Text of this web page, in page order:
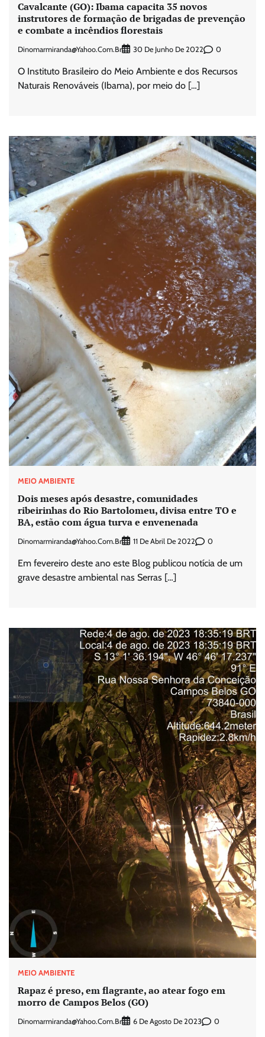
Cavalcante (GO): Ibama capacita 35 novos
instrutores de formação de brigadas de prevenção
e combate a incêndios florestais
Dinomarmiranda@yahoo.com.br 30 De Junho De 2022 0
O Instituto Brasileiro do Meio Ambiente e dos Recursos
Naturais Renováveis (Ibama), por meio do […]
MEIO AMBIENTE
Dois meses após desastre, comunidades
ribeirinhas do Rio Bartolomeu, divisa entre TO e
BA, estão com água turva e envenenada
Dinomarmiranda@yahoo.com.br 11 De Abril De 2022 0
Em fevereiro deste ano este Blog publicou notícia de um
grave desastre ambiental nas Serras […]
MEIO AMBIENTE
Rapaz é preso, em flagrante, ao atear fogo em
morro de Campos Belos (GO)
Dinomarmiranda@yahoo.com.br 6 De Agosto De 2023 0